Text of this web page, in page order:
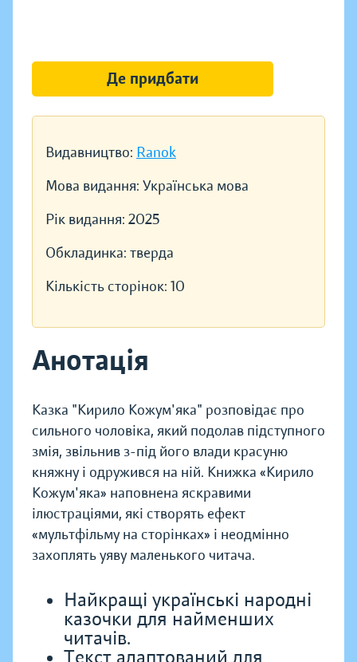
Видавництво: Ranok
Мова видання: Українська мова
Рік видання: 2025
Обкладинка: тверда
Кількість сторінок: 10
Анотація
Казка "Кирило Кожум'яка" розповідає про
сильного чоловіка, який подолав підступного
змія, звільнив з-під його влади красуню
княжну і одружився на ній. Книжка «Кирило
Кожум'яка» наповнена яскравими
ілюстраціями, які створять ефект
«мультфільму на сторінках» і неодмінно
захоплять уяву маленького читача.
Найкращі українські народні
казочки для найменших
читачів.
Де придбати